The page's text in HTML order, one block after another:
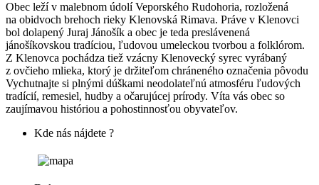
Obec leží v malebnom údolí Veporského Rudohoria, rozložená
na obidvoch brehoch rieky Klenovská Rimava. Práve v Klenovci
bol dolapený Juraj Jánošík a obec je teda preslávenená
jánošíkovskou tradíciou, ľudovou umeleckou tvorbou a folklórom.
Z Klenovca pochádza tiež vzácny Klenovecký syrec vyrábaný
z ovčieho mlieka, ktorý je držiteľom chráneného označenia pôvodu
Vychutnajte si plnými dúškami neodolateľnú atmosféru ľudových
tradícií, remesiel, hudby a očarujúcej prírody. Víta vás obec so
zaujímavou históriou a pohostinnosťou obyvateľov.
Kde nás nájdete ?